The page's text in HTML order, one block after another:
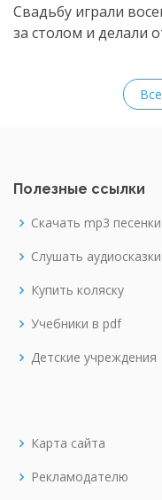
Свадьбу играли
за столом и делали
Полезные ссылки
Скачать mp3 песенки
Слушать аудиосказки
Купить коляску
Учебники в pdf
Детские учреждения
Карта сайта
Рекламодателю